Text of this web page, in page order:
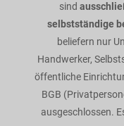
sind
selbstständige
beliefern nur
Handwerker,
öffentliche
BGB
ausgeschlossen.